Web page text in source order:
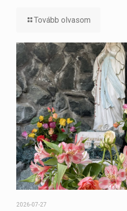
Tovább olvasom
2026-07-27